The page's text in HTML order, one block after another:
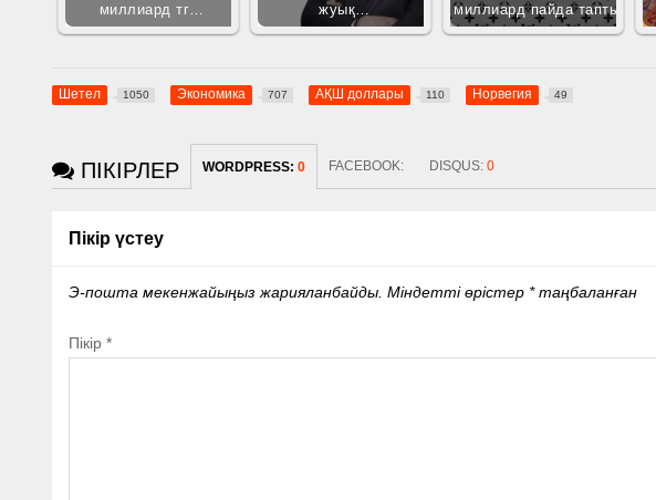
миллиард тг…
жуық…
миллиард пайда тапты
Шетел 1050 Экономика 707 АҚШ доллары 110 Норвегия 49
ПІКІРЛЕР WORDPRESS:0 FACEBOOK: DISQUS:0
Пікір үстеу
Э-пошта мекенжайыңыз жарияланбайды.Міндетті өрістер *таңбаланған
Пікір*